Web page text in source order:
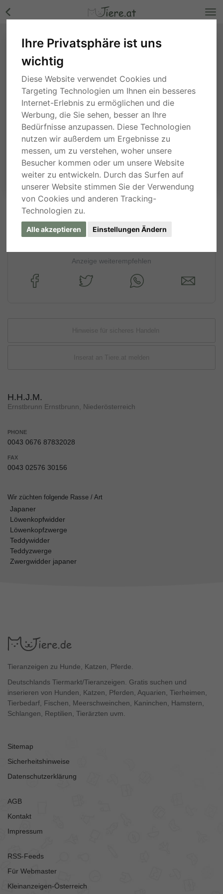
Ihre Privatsphäre ist uns
wichtig
Diese Website verwendet Cookies und
Targeting Technologien um Ihnen ein besseres
Internet-Erlebnis zu ermöglichen und die
Werbung, die Sie sehen, besser an Ihre
Bedürfnisse anzupassen. Diese Technologien
nutzen wir außerdem um Ergebnisse zu
messen, um zu verstehen, woher unsere
Besucher kommen oder um unsere Website
weiter zu entwickeln. Durch das Surfen auf
unserer Website stimmen Sie der Verwendung
von Cookies und anderen Tracking-
Technologien zu.
Alle akzeptieren Einstellungen Ändern
ANFRAGE AN DEN ANBIETER
Anzeige weiterempfehlen
Hinweise für sicheres Handeln
Inserat an Tiere.at melden
H.H.J.M.
Ernstbrunn Ernstbrunn, Niederösterreich
PHONE
0043 0676 87832028
FAX
0043 02576 30156
Wir züchten folgende Rasse / Art
Japaner
Löwenkopfwidder
Löwenkopfzwerge
Teddywidder
Teddyzwerge
Zwergwidder japaner
Tieranzeigen zu Hunde, Katzen, Pferde.
Deutschlands Tiermarkt/Tieranzeigen. Gratis suchen und
inserieren von Hunden, Katzen, Pferden, Aquarien, Tierheimen,
Tierbedarf, Fischen, Meerschweinchen, Kaninchen, Hamstern,
Schlangen, Reptilien, Tierärzten uvm.
Sitemap
Sicherheitshinweise
Datenschutzerklärung
AGB
Kontakt
Impressum
RSS-Feeds
Für Webmaster
Kleinanzeigen-Österreich